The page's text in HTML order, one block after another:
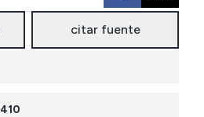
citar fuente